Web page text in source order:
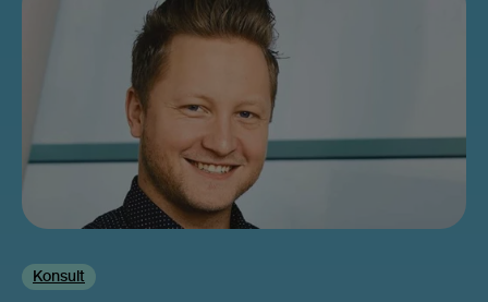
Konsult